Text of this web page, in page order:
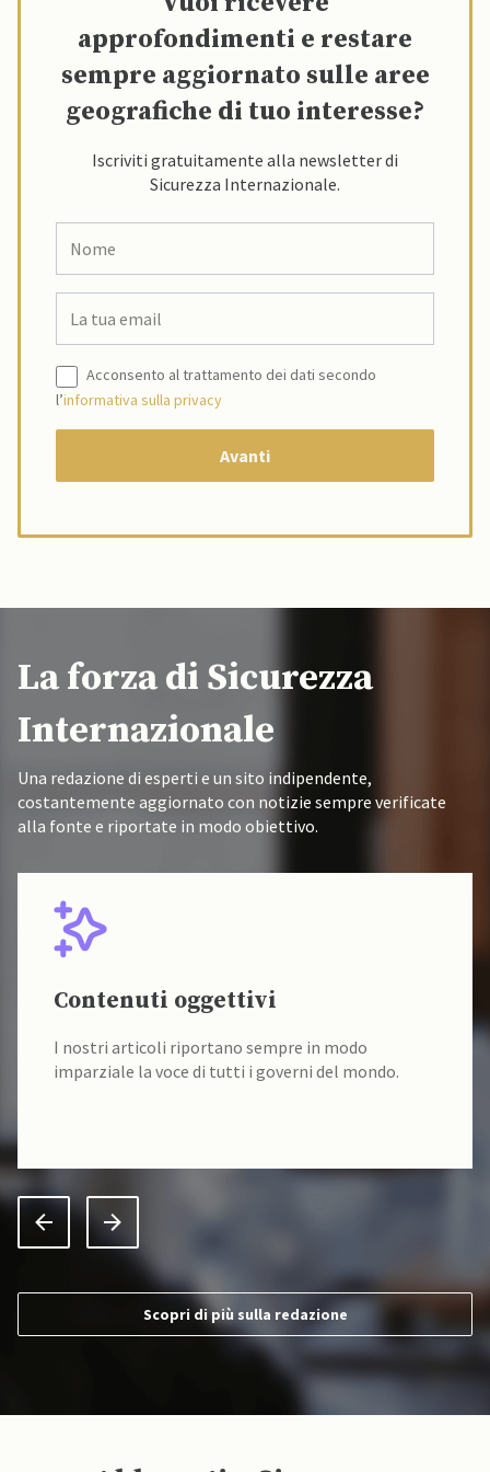
approfondimenti e restare
sempre aggiornato sulle aree
geografiche di tuo interesse?
Iscriviti gratuitamente alla newsletter di
Sicurezza Internazionale.
Acconsento al trattamento dei dati secondo
l’informativa sulla privacy
La forza di Sicurezza
Internazionale
Una redazione di esperti e un sito indipendente,
costantemente aggiornato con notizie sempre verificate
alla fonte e riportate in modo obiettivo.
Contenuti oggettivi
I nostri articoli riportano sempre in modo
imparziale la voce di tutti i governi del mondo.
Scopri di più sulla redazione